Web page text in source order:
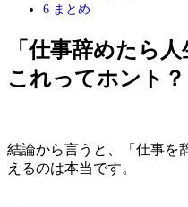
6 まとめ
「仕事辞めたら
これってホント？
結論から言うと、「仕事を
えるのは本当です。